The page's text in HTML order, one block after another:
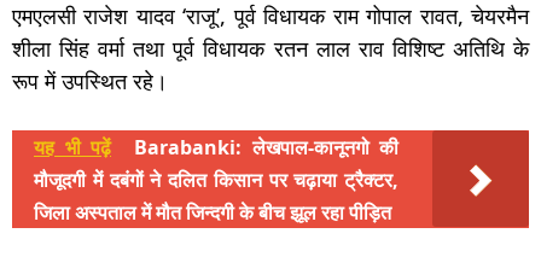
एमएलसी राजेश यादव ‘राजू’, पूर्व विधायक राम गोपाल रावत, चेयरमैन
शीला सिंह वर्मा तथा पूर्व विधायक रतन लाल राव विशिष्ट अतिथि के
रूप में उपस्थित रहे।
यह भी पढ़ें
Barabanki: लेखपाल-कानूनगो की
मौजूदगी में दबंगों ने दलित किसान पर चढ़ाया ट्रैक्टर,
जिला अस्पताल में मौत जिन्दगी के बीच झूल रहा पीड़ित